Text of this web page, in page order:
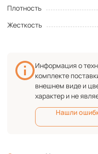
Плотность
Жесткость
Информация о
комплекте
внешнем виде и
характер и не
Нашли